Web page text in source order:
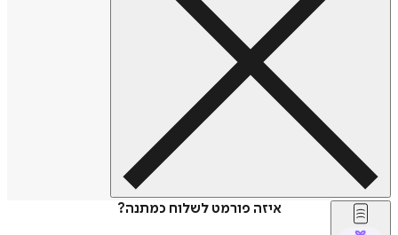
איזה פורמט לשלוח כמתנה?